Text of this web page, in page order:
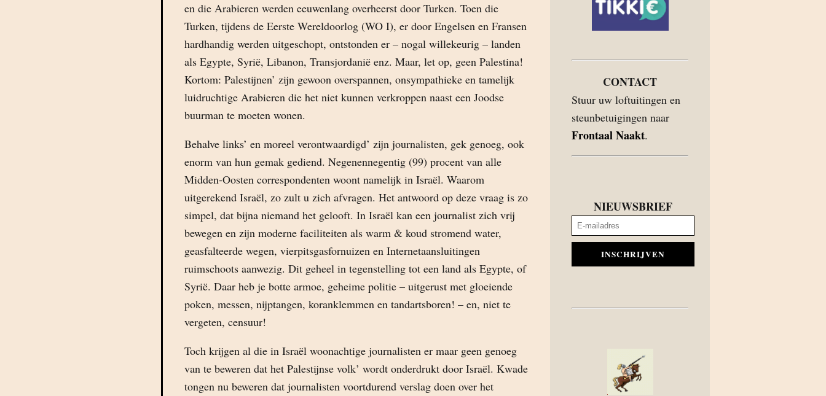
en die Arabieren werden eeuwenlang overheerst door Turken. Toen die
Turken, tijdens de Eerste Wereldoorlog (WO I), er door Engelsen en Fransen
hardhandig werden uitgeschopt, ontstonden er – nogal willekeurig – landen
als Egypte, Syrië, Libanon, Transjordanië enz. Maar, let op, geen Palestina!
Kortom: Palestijnen’ zijn gewoon overspannen, onsympathieke en tamelijk
luidruchtige Arabieren die het niet kunnen verkroppen naast een Joodse
buurman te moeten wonen.
Behalve links’ en moreel verontwaardigd’ zijn journalisten, gek genoeg, ook
enorm van hun gemak gediend. Negenennegentig (99) procent van alle
Midden-Oosten correspondenten woont namelijk in Israël. Waarom
uitgerekend Israël, zo zult u zich afvragen. Het antwoord op deze vraag is zo
simpel, dat bijna niemand het gelooft. In Israël kan een journalist zich vrij
bewegen en zijn moderne faciliteiten als warm & koud stromend water,
geasfalteerde wegen, vierpitsgasfornuizen en Internetaansluitingen
ruimschoots aanwezig. Dit geheel in tegenstelling tot een land als Egypte, of
Syrië. Daar heb je botte armoe, geheime politie – uitgerust met gloeiende
poken, messen, nijptangen, koranklemmen en tandartsboren! – en, niet te
vergeten, censuur!
Toch krijgen al die in Israël woonachtige journalisten er maar geen genoeg
van te beweren dat het Palestijnse volk’ wordt onderdrukt door Israël. Kwade
tongen nu beweren dat journalisten voortdurend verslag doen over het
CONTACT
Stuur uw loftuitingen en
steunbetuigingen naar
Frontaal Naakt.
NIEUWSBRIEF
INSCHRIJVEN